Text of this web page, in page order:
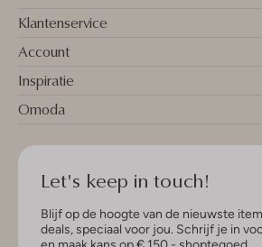
Klantenservice
Account
Inspiratie
Omoda
Let's keep in touch!
Blijf op de hoogte van de nieuwste
deals, speciaal voor jou. Schrijf je in
en maak kans op € 150,- shoptegoed.